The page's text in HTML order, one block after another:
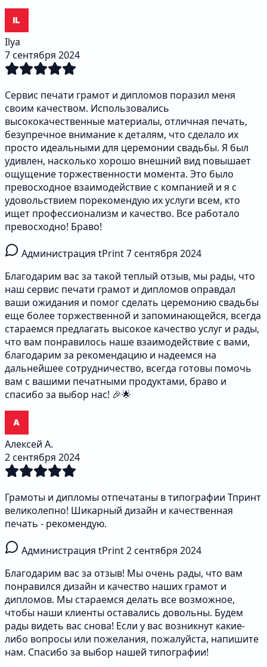
Ilya
7 сентября 2024
Сервис печати грамот и дипломов поразил меня
своим качеством. Использовались
высококачественные материалы, отличная печать,
безупречное внимание к деталям, что сделало их
просто идеальными для церемонии свадьбы. Я был
удивлен, насколько хорошо внешний вид повышает
ощущение торжественности момента. Это было
превосходное взаимодействие с компанией и я с
удовольствием порекомендую их услуги всем, кто
ищет профессионализм и качество. Все работало
превосходно! Браво!
Администрация tPrint7 сентября 2024
Благодарим вас за такой теплый отзыв, мы рады, что
наш сервис печати грамот и дипломов оправдал
ваши ожидания и помог сделать церемонию свадьбы
еще более торжественной и запоминающейся, всегда
стараемся предлагать высокое качество услуг и рады,
что вам понравилось наше взаимодействие с вами,
благодарим за рекомендацию и надеемся на
дальнейшее сотрудничество, всегда готовы помочь
вам с вашими печатными продуктами, браво и
спасибо за выбор нас! 🎉🌟
Алексей А.
2 сентября 2024
Грамоты и дипломы отпечатаны в типографии Тпринт
великолепно! Шикарный дизайн и качественная
печать - рекомендую.
Администрация tPrint2 сентября 2024
Благодарим вас за отзыв! Мы очень рады, что вам
понравился дизайн и качество наших грамот и
дипломов. Мы стараемся делать все возможное,
чтобы наши клиенты оставались довольны. Будем
рады видеть вас снова! Если у вас возникнут какие-
либо вопросы или пожелания, пожалуйста, напишите
нам. Спасибо за выбор нашей типографии!